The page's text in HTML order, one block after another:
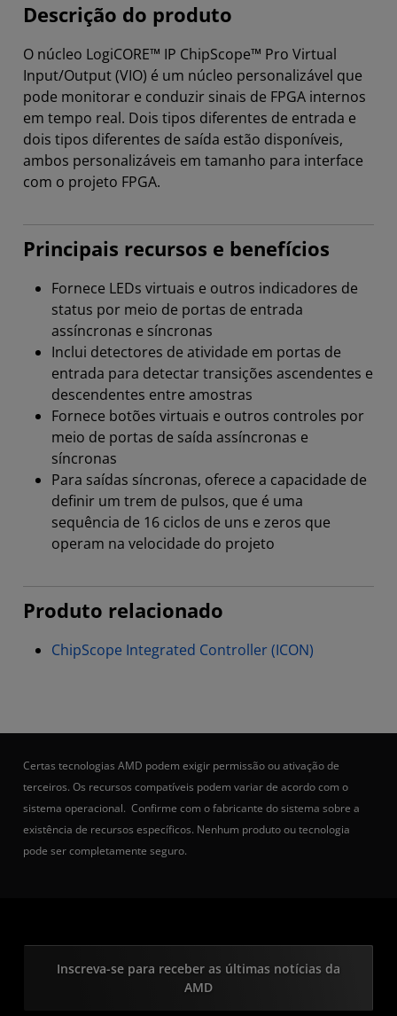
Descrição do produto
O núcleo LogiCORE™ IP ChipScope™ Pro Virtual
Input/Output (VIO) é um núcleo personalizável que
pode monitorar e conduzir sinais de FPGA internos
em tempo real. Dois tipos diferentes de entrada e
dois tipos diferentes de saída estão disponíveis,
ambos personalizáveis em tamanho para interface
com o projeto FPGA.
Principais recursos e benefícios
Fornece LEDs virtuais e outros indicadores de
status por meio de portas de entrada
assíncronas e síncronas
Inclui detectores de atividade em portas de
entrada para detectar transições ascendentes e
descendentes entre amostras
Fornece botões virtuais e outros controles por
meio de portas de saída assíncronas e
síncronas
Para saídas síncronas, oferece a capacidade de
definir um trem de pulsos, que é uma
sequência de 16 ciclos de uns e zeros que
operam na velocidade do projeto
Produto relacionado
ChipScope Integrated Controller (ICON)
Certas tecnologias AMD podem exigir permissão ou ativação de
terceiros. Os recursos compatíveis podem variar de acordo com o
sistema operacional. Confirme com o fabricante do sistema sobre a
existência de recursos específicos. Nenhum produto ou tecnologia
pode ser completamente seguro.
Inscreva-se para receber as últimas notícias da
AMD